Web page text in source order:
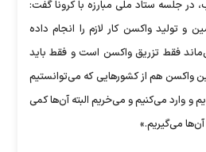
جلسه ستاد ملی مبارزه با کرونا گفت:
و تولید واکسن کار لازم را انجام داده
فقط تزریق واکسن است و فقط باید
واکسن هم از کشور‌هایی که می‌توانستیم
و وارد می‌کنیم و می‌خریم البته آن‌ها کمی
می‌گیریم.»